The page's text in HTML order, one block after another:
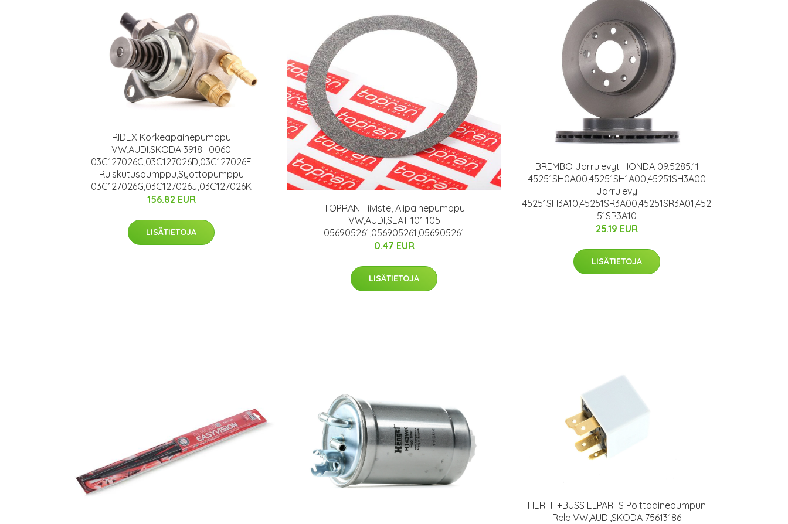
RIDEX Korkeapainepumppu
VW,AUDI,SKODA 3918H0060
03C127026C,03C127026D,03C127026E
Ruiskutuspumppu,Syöttöpumppu
03C127026G,03C127026J,03C127026K
156.82 EUR
LISÄTIETOJA
TOPRAN Tiiviste, Alipainepumppu
VW,AUDI,SEAT 101 105
056905261,056905261,056905261
0.47 EUR
LISÄTIETOJA
BREMBO Jarrulevyt HONDA 09.5285.11
45251SH0A00,45251SH1A00,45251SH3A00
Jarrulevy
45251SH3A10,45251SR3A00,45251SR3A01,452
51SR3A10
25.19 EUR
LISÄTIETOJA
HERTH+BUSS ELPARTS Polttoainepumpun
Rele VW,AUDI,SKODA 75613186